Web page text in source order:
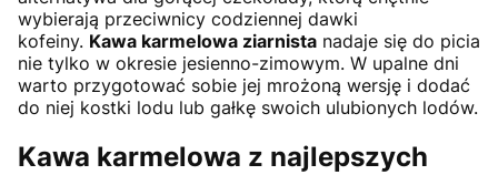
wybierają przeciwnicy codziennej dawki
kofeiny. Kawa karmelowa ziarnista nadaje się do picia
nie tylko w okresie jesienno-zimowym. W upalne dni
warto przygotować sobie jej mrożoną wersję i dodać
do niej kostki lodu lub gałkę swoich ulubionych lodów.
Kawa karmelowa z najlepszych